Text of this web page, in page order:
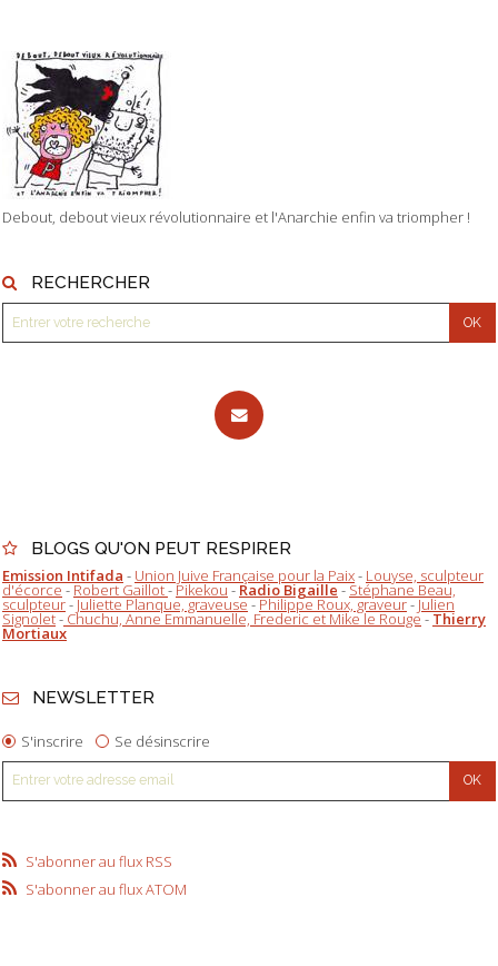
Debout, debout vieux révolutionnaire et l'Anarchie enfin va triompher !
RECHERCHER
BLOGS QU'ON PEUT RESPIRER
Emission Intifada - Union Juive Française pour la Paix- Louyse, sculpteur
d'écorce-Robert Gaillot-Pikekou-Radio Bigaille-Stéphane Beau,
sculpteur-Juliette Planque, graveuse-Philippe Roux, graveur-Julien
Signolet-Chuchu, Anne Emmanuelle, Frederic et Mike le Rouge-Thierry
Mortiaux
NEWSLETTER
S'inscrire Se désinscrire
S'abonner au flux RSS
S'abonner au flux ATOM